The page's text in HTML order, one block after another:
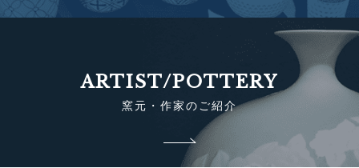
ARTIST/POTTERY
窯元・作家のご紹介